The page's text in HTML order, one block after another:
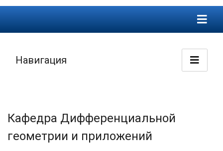
Навигация
Кафедра Дифференциальной
геометрии и приложений